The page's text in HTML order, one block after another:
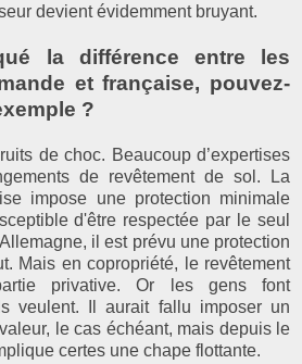
devient évidemment bruyant.
la différence entre les
et française, pouvez-
?
de choc. Beaucoup d’expertises
de revêtement de sol. La
impose une protection minimale
d'être respectée par le seul
il est prévu une protection
Mais en copropriété, le revêtement
privative. Or les gens font
veulent. Il aurait fallu imposer un
le cas échéant, mais depuis le
certes une chape flottante.